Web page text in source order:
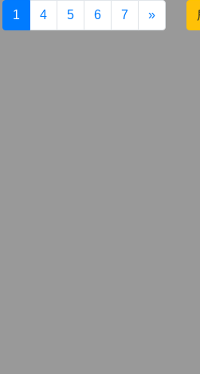
1 4 5 6 7 »